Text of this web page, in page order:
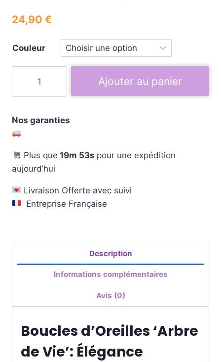
24,90 €
Couleur
Ajouter au panier
Nos garanties
Plus que 19m 52s pour une expédition
aujourd’hui
Livraison Offerte avec suivi
Entreprise Française
Description
Informations complémentaires
Avis (0)
Boucles d’Oreilles ‘Arbre
de Vie’: Élégance